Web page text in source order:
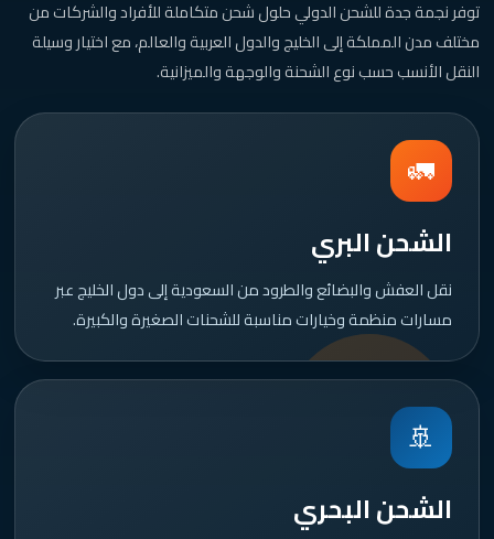
توفر نجمة جدة للشحن الدولي حلول شحن متكاملة للأفراد والشركات من
مختلف مدن المملكة إلى الخليج والدول العربية والعالم، مع اختيار وسيلة
النقل الأنسب حسب نوع الشحنة والوجهة والميزانية.
🚛
الشحن البري
نقل العفش والبضائع والطرود من السعودية إلى دول الخليج عبر
مسارات منظمة وخيارات مناسبة للشحنات الصغيرة والكبيرة.
🚢
الشحن البحري